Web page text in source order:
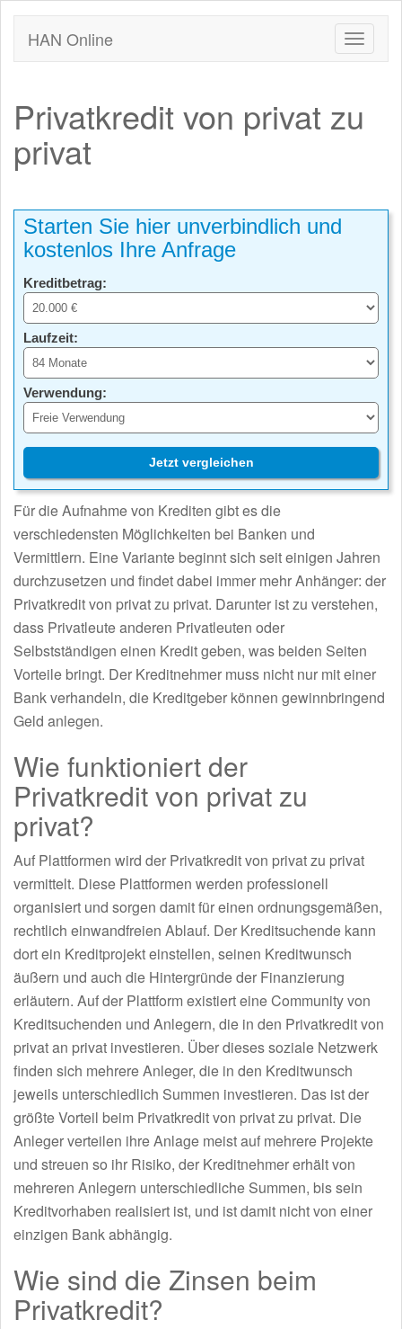
HAN Online
Privatkredit von privat zu
privat
Starten Sie hier unverbindlich und
kostenlos Ihre Anfrage
Kreditbetrag:
Laufzeit:
Verwendung:
Jetzt vergleichen
Für die Aufnahme von Krediten gibt es die
verschiedensten Möglichkeiten bei Banken und
Vermittlern. Eine Variante beginnt sich seit einigen Jahren
durchzusetzen und findet dabei immer mehr Anhänger: der
Privatkredit von privat zu privat. Darunter ist zu verstehen,
dass Privatleute anderen Privatleuten oder
Selbstständigen einen Kredit geben, was beiden Seiten
Vorteile bringt. Der Kreditnehmer muss nicht nur mit einer
Bank verhandeln, die Kreditgeber können gewinnbringend
Geld anlegen.
Wie funktioniert der
Privatkredit von privat zu
privat?
Auf Plattformen wird der Privatkredit von privat zu privat
vermittelt. Diese Plattformen werden professionell
organisiert und sorgen damit für einen ordnungsgemäßen,
rechtlich einwandfreien Ablauf. Der Kreditsuchende kann
dort ein Kreditprojekt einstellen, seinen Kreditwunsch
äußern und auch die Hintergründe der Finanzierung
erläutern. Auf der Plattform existiert eine Community von
Kreditsuchenden und Anlegern, die in den Privatkredit von
privat an privat investieren. Über dieses soziale Netzwerk
finden sich mehrere Anleger, die in den Kreditwunsch
jeweils unterschiedlich Summen investieren. Das ist der
größte Vorteil beim Privatkredit von privat zu privat. Die
Anleger verteilen ihre Anlage meist auf mehrere Projekte
und streuen so ihr Risiko, der Kreditnehmer erhält von
mehreren Anlegern unterschiedliche Summen, bis sein
Kreditvorhaben realisiert ist, und ist damit nicht von einer
einzigen Bank abhängig.
Wie sind die Zinsen beim
Privatkredit?